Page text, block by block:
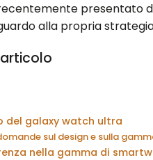
presentato
alla propria
del galaxy watch ultra
sul design e sulla
nella gamma di